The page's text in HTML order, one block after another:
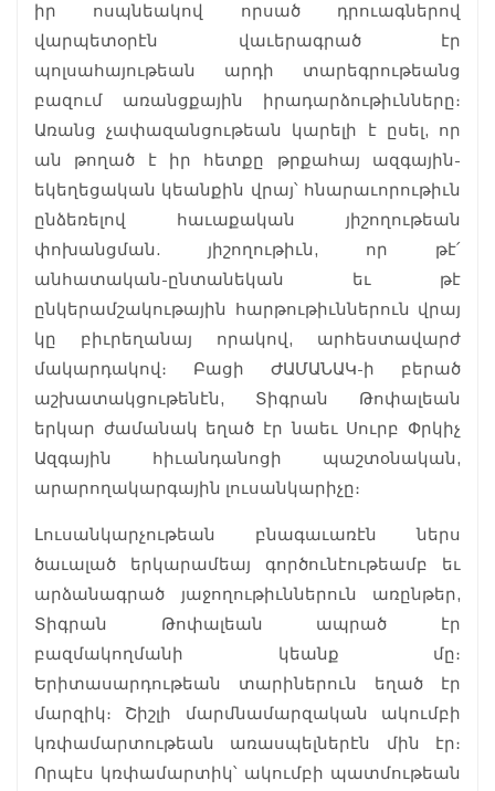
իր ոսպնեակով որսած դրուագներով
վարպետօրէն վաւերագրած էր
պոլսահայութեան արդի տարեգրութեանց
բազում առանցքային իրադարձութիւնները։
Առանց չափազանցութեան կարելի է ըսել, որ
ան թողած է իր հետքը թրքահայ ազգային-
եկեղեցական կեանքին վրայ՝ հնարաւորութիւն
ընձեռելով հաւաքական յիշողութեան
փոխանցման. յիշողութիւն, որ թէ՛
անհատական-ընտանեկան եւ թէ
ընկերամշակութային հարթութիւններուն վրայ
կը բիւրեղանայ որակով, արհեստավարժ
մակարդակով։ Բացի ԺԱՄԱՆԱԿ-ի բերած
աշխատակցութենէն, Տիգրան Թոփալեան
երկար ժամանակ եղած էր նաեւ Սուրբ Փրկիչ
Ազգային հիւանդանոցի պաշտօնական,
արարողակարգային լուսանկարիչը։
Լուսանկարչութեան բնագաւառէն ներս
ծաւալած երկարամեայ գործունէութեամբ եւ
արձանագրած յաջողութիւններուն առընթեր,
Տիգրան Թոփալեան ապրած էր
բազմակողմանի կեանք մը։
Երիտասարդութեան տարիներուն եղած էր
մարզիկ։ Շիշլի մարմնամարզական ակումբի
կռփամարտութեան առասպելներէն մին էր։
Որպէս կռփամարտիկ՝ ակումբի պատմութեան